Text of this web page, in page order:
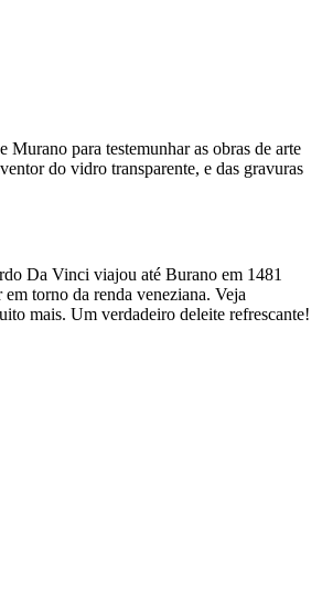
para testemunhar as obras de arte
do vidro transparente, e das gravuras
Da Vinci viajou até Burano em 1481
torno da renda veneziana. Veja
mais. Um verdadeiro deleite refrescante!